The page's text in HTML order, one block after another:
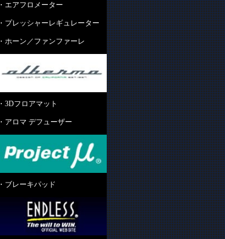
・エアフロメーター
・プレッシャーレギュレーター
・ホーン／ファンファーレ
・3Dフロアマット
・アロマ デフューザー
・ブレーキパッド